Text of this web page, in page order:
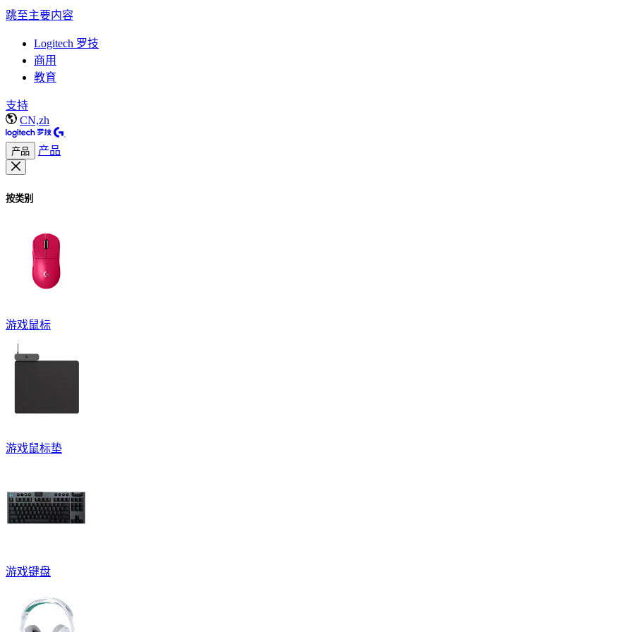
跳至主要内容
Logitech 罗技
商用
教育
支持
CN,zh
产品 产品
按类别
游戏鼠标
游戏鼠标垫
游戏键盘